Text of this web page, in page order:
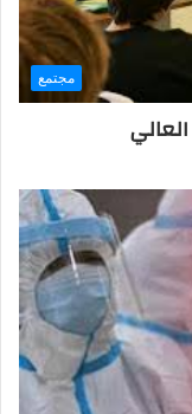
مجتمع